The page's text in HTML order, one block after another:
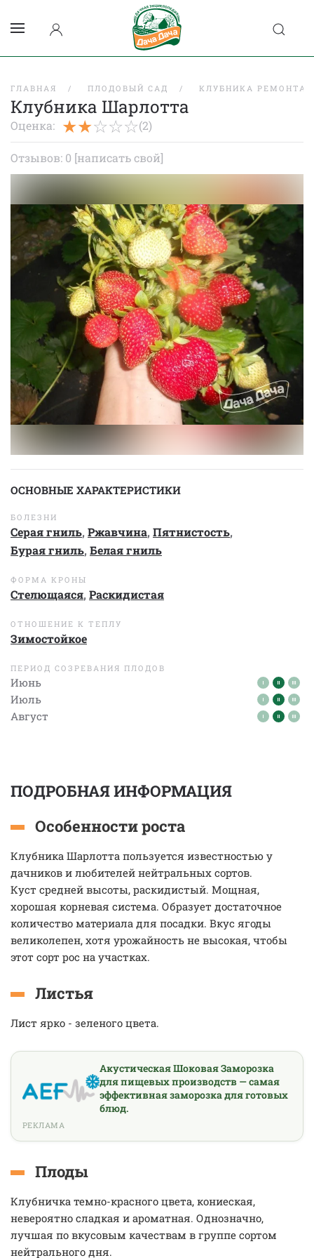
ГЛАВНАЯ ПЛОДОВЫЙ САД КЛУБНИКА
Клубника Шарлотта
Оценка: (2)
Отзывов: 0 [написать свой]
ОСНОВНЫЕ ХАРАКТЕРИСТИКИ
БОЛЕЗНИ
Серая гниль, Ржавчина, Пятнистость,
Бурая гниль, Белая гниль
ФОРМА КРОНЫ
Стелющаяся, Раскидистая
ОТНОШЕНИЕ К ТЕПЛУ
Зимостойкое
ПЕРИОД СОЗРЕВАНИЯ ПЛОДОВ
Июнь
Июль
Август
ПОДРОБНАЯ ИНФОРМАЦИЯ
Особенности роста
Клубника Шарлотта пользуется известностью у
дачников и любителей нейтральных сортов.
Куст средней высоты, раскидистый. Мощная,
хорошая корневая система. Образует достаточное
количество материала для посадки. Вкус ягоды
великолепен, хотя урожайность не высокая, чтобы
этот сорт рос на участках.
Листья
Лист ярко - зеленого цвета.
Акустическая Шоковая Заморозка
для пищевых производств — самая
эффективная заморозка для готовых
блюд.
РЕКЛАМА
Плоды
Клубничка темно-красного цвета, кониеская,
невероятно сладкая и ароматная. Однозначно,
лучшая по вкусовым качествам в группе сортом
нейтрального дня.